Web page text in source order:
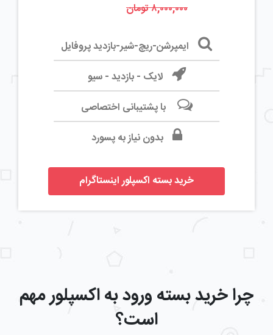
۸,۰۰۰,۰۰۰ تومان
ایمپرشن-ریچ-شیر-بازدید پروفایل
لایک - بازدید - سیو
با پشتیبانی اختصاصی
بدون نیاز به پسورد
خرید بسته اکسپلور اینستاگرام
چرا خرید بسته ورود به اکسپلور مهم
است؟